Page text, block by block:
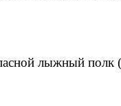
лыжный полк